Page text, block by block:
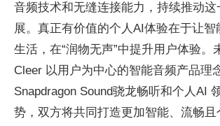
音频技术和无缝连接能力，持续推动
展。真正有价值的个人AI体验在于让智
生活，在“润物无声”中提升用户体验。
Cleer 以用户为中心的智能音频产品理
Snapdragon Sound骁龙畅听和个人AI
势，双方将共同打造更加智能、流畅